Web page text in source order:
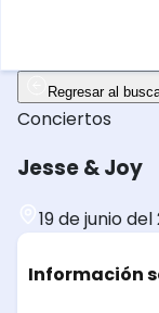
Regresar al
Conciertos
Jesse & Joy
19 de junio del
Información